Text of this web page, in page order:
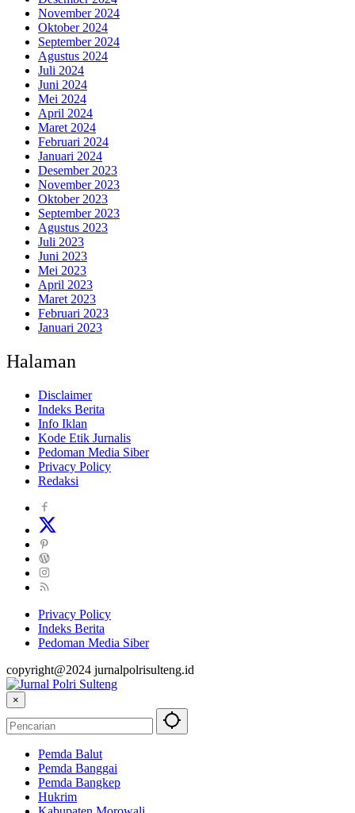
November 2024
Oktober 2024
September 2024
Agustus 2024
Juli 2024
Juni 2024
Mei 2024
April 2024
Maret 2024
Februari 2024
Januari 2024
Desember 2023
November 2023
Oktober 2023
September 2023
Agustus 2023
Juli 2023
Juni 2023
Mei 2023
April 2023
Maret 2023
Februari 2023
Januari 2023
Halaman
Disclaimer
Indeks Berita
Info Iklan
Kode Etik Jurnalis
Pedoman Media Siber
Privacy Policy
Redaksi
Privacy Policy
Indeks Berita
Pedoman Media Siber
copyright@2024 jurnalpolrisulteng.id
×
Pemda Balut
Pemda Banggai
Pemda Bangkep
Hukrim